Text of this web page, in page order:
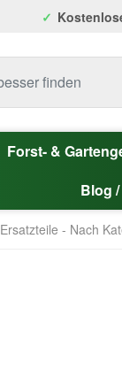
Forst- &
Blog
Ersatzteile - Nach